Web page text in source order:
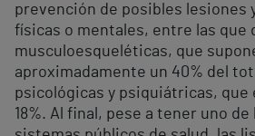
prevención de posibles lesiones
físicas o mentales, entre las que
musculoesqueléticas, que
aproximadamente un 40% del
psicológicas y psiquiátricas, que
18%. Al final, pese a tener uno